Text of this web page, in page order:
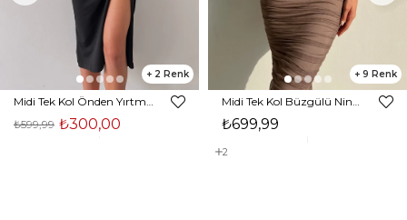
2
₺300,00
₺599,99
9
₺699,99
2